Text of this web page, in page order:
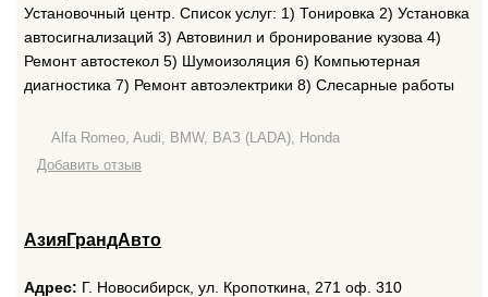
Установочный центр. Список услуг: 1) Тонировка 2) Установка
автосигнализаций 3) Автовинил и бронирование кузова 4)
Ремонт автостекол 5) Шумоизоляция 6) Компьютерная
диагностика 7) Ремонт автоэлектрики 8) Слесарные работы
Alfa Romeo, Audi, BMW, ВАЗ (LADA), Honda
Добавить отзыв
АзияГрандАвто
Адрес: Г. Новосибирск, ул. Кропоткина, 271 оф. 310